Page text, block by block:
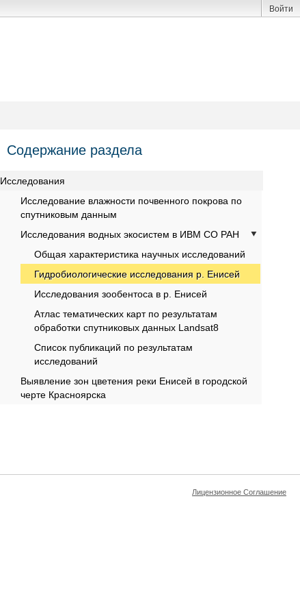
Войти
Содержание раздела
Исследования
Исследование влажности почвенного покрова по
спутниковым данным
Исследования водных экосистем в ИВМ СО РАН
Общая характеристика научных исследований
Гидробиологические исследования р. Енисей
Исследования зообентоса в р. Енисей
Атлас тематических карт по результатам
обработки спутниковых данных Landsat8
Список публикаций по результатам
исследований
Выявление зон цветения реки Енисей в городской
черте Красноярска
Лицензионное Соглашение